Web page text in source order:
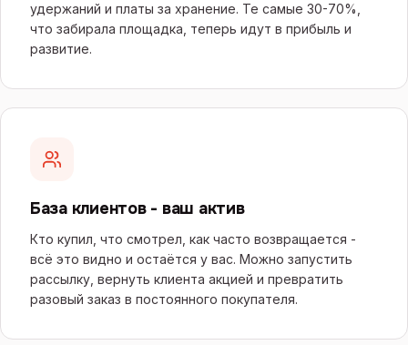
удержаний и платы за хранение. Те самые 30-70%,
что забирала площадка, теперь идут в прибыль и
развитие.
База клиентов - ваш актив
Кто купил, что смотрел, как часто возвращается -
всё это видно и остаётся у вас. Можно запустить
рассылку, вернуть клиента акцией и превратить
разовый заказ в постоянного покупателя.